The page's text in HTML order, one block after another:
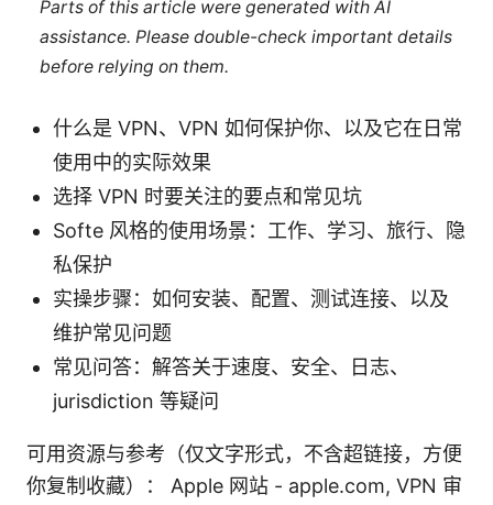
Parts of this article were generated with AI
assistance. Please double-check important details
before relying on them.
什么是 VPN、VPN 如何保护你、以及它在日常
使用中的实际效果
选择 VPN 时要关注的要点和常见坑
Softe 风格的使用场景：工作、学习、旅行、隐
私保护
实操步骤：如何安装、配置、测试连接、以及
维护常见问题
常见问答：解答关于速度、安全、日志、
jurisdiction 等疑问
可用资源与参考（仅文字形式，不含超链接，方便
你复制收藏）： Apple 网站 - apple.com, VPN 审